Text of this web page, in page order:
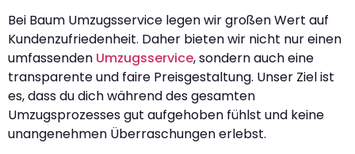
Bei Baum Umzugsservice legen wir großen Wert auf
Kundenzufriedenheit. Daher bieten wir nicht nur einen
umfassenden Umzugsservice, sondern auch eine
transparente und faire Preisgestaltung. Unser Ziel ist
es, dass du dich während des gesamten
Umzugsprozesses gut aufgehoben fühlst und keine
unangenehmen Überraschungen erlebst.